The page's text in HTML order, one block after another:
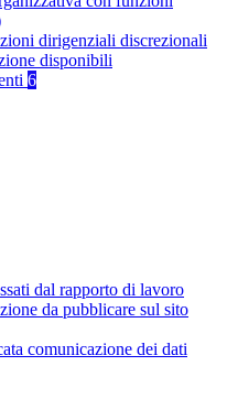
dirigenziali discrezionali
disponibili
6
dal rapporto di lavoro
da pubblicare sul sito
comunicazione dei dati